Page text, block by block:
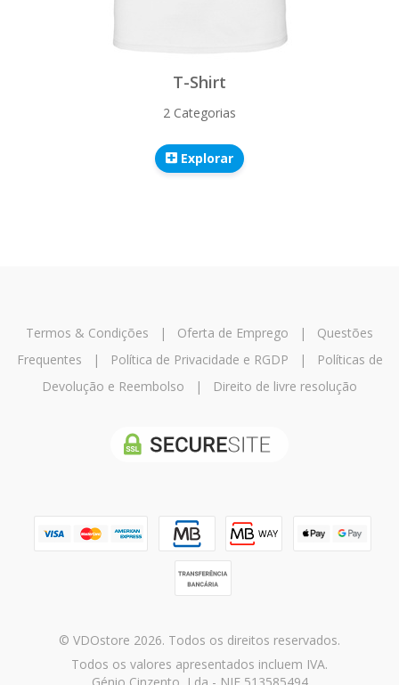
T-Shirt
2 Categorias
Explorar
Termos & Condições | Oferta de Emprego | Questões
Frequentes | Política de Privacidade e RGDP |
Políticas de
Devolução e Reembolso | Direito de livre resolução
© VDOstore 2026. Todos os direitos reservados.
Todos os valores apresentados incluem IVA.